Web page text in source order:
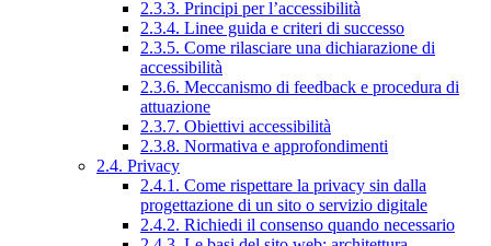
2.3.3. Principi per l’accessibilità
2.3.4. Linee guida e criteri di successo
2.3.5. Come rilasciare una dichiarazione di
accessibilità
2.3.6. Meccanismo di feedback e procedura di
attuazione
2.3.7. Obiettivi accessibilità
2.3.8. Normativa e approfondimenti
2.4. Privacy
2.4.1. Come rispettare la privacy sin dalla
progettazione di un sito o servizio digitale
2.4.2. Richiedi il consenso quando necessario